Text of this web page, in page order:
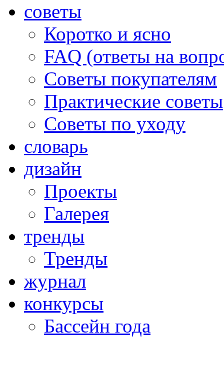
советы
Коротко и ясно
FAQ (ответы на
Советы покупателям
Практические советы
Советы по уходу
словарь
дизайн
Проекты
Галерея
тренды
Тренды
журнал
конкурсы
Бассейн года